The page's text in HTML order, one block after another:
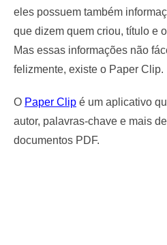
eles possuem também
que dizem quem criou, título e
Mas essas informações não
felizmente, existe o Paper Clip.
O Paper Clip é um aplicativo
autor, palavras-chave e mais
documentos PDF.